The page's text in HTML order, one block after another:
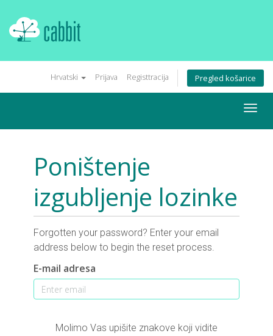
Hrvatski Prijava Registtracija Pregled košarice
Poništenje
izgubljenje lozinke
Forgotten your password? Enter your email
address below to begin the reset process.
E-mail adresa
Molimo Vas upišite znakove koji vidite